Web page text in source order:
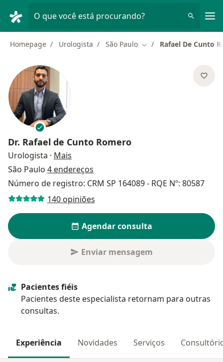
O que você está procurando?
Homepage Urologista São Paulo Mudar de cidade
Rafael De Cunto
Dr. Rafael de Cunto Romero
Urologista · Mais
São Paulo 4 endereços
Número de registro: CRM SP 164089 - RQE Nº: 80587
140 opiniões
Agendar consulta
Enviar mensagem
Pacientes fiéis
Pacientes deste especialista retornam para outras
consultas.
Experiência Novidades Serviços